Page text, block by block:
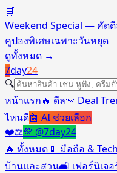
🛒
Weekend Special — คัด
คูปองพิเศษเฉพาะวันหยุด
ดูทั้งหมด →
7day24
🔍
หน้าแรก🔥 ดีล🪽 Deal
ไหนดี🤖 AI ช่วยเลือก
❤️⚖️💚 @7day24
🔥 ทั้งหมด 📱 มือถือ & Tech
บ้านและสวน🛋️ เฟอร์นิเจอ